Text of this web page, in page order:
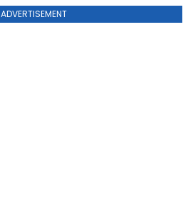
ADVERTISEMENT